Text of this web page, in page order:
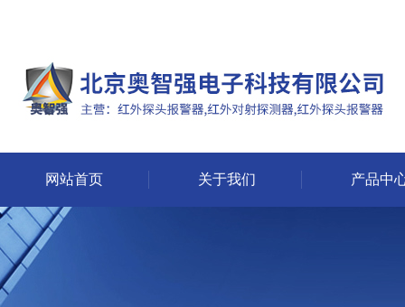
网站首页 关于我们 产品中